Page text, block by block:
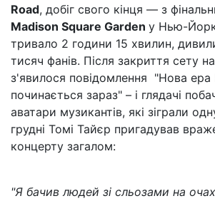
Road, добіг свого кінця — з
Madison Square Garden у Нью-
тривало 2 години 15 хвилин,
тисяч фанів. Після закриття сету
з'явилося повідомлення "Нова ера
починається зараз" – і глядачі
аватари музикантів, які зіграли
грудні Томі Тайєр пригадував
концерту загалом:
"Я бачив людей зі сльозами на